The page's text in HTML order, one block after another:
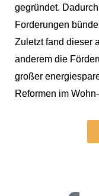
gegründet.
Forderungen
Zuletzt fand dieser
anderem die
großer
Reformen im